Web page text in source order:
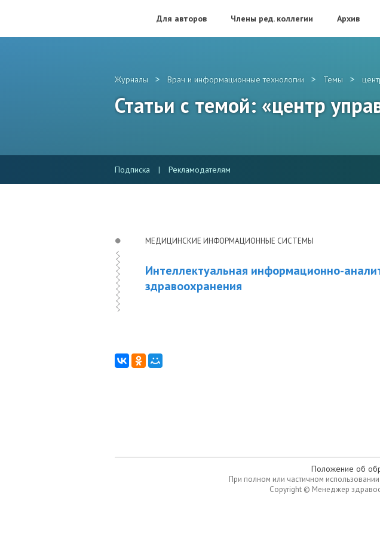
Для авторов Члены ред. коллегии Архив
Журналы > Врач и информационные технологии > Темы >
Статьи с темой: «центр
Подписка | Рекламодателям
МЕДИЦИНСКИЕ ИНФОРМАЦИОННЫЕ СИСТЕМЫ
Интеллектуальная информационно-
здравоохранения
Положение об
При полном или частичном
Copyright © Менеджер